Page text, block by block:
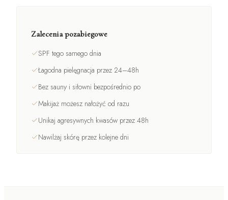
Zalecenia pozabiegowe
SPF tego samego dnia
Łagodna pielęgnacja przez 24–48h
Bez sauny i siłowni bezpośrednio po
Makijaż możesz nałożyć od razu
Unikaj agresywnych kwasów przez 48h
Nawilżaj skórę przez kolejne dni